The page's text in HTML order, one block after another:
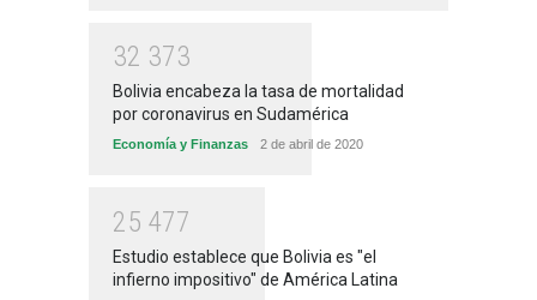
32 373
Bolivia encabeza la tasa de mortalidad
por coronavirus en Sudamérica
Economía y Finanzas 2 de abril de 2020
25 477
Estudio establece que Bolivia es "el
infierno impositivo" de América Latina